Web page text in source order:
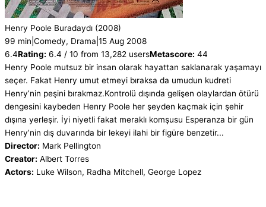
Henry Poole Buradaydı (2008)
99 min Comedy, Drama 15 Aug 2008
6.4Rating: 6.4 / 10 from 13,282 usersMetascore: 44
Henry Poole mutsuz bir insan olarak hayattan saklanarak yaşamayı
seçer. Fakat Henry umut etmeyi bıraksa da umudun kudreti
Henry’nin peşini bırakmaz.Kontrolü dışında gelişen olaylardan ötürü
dengesini kaybeden Henry Poole her şeyden kaçmak için şehir
dışına yerleşir. İyi niyetli fakat meraklı komşusu Esperanza bir gün
Henry’nin dış duvarında bir lekeyi ilahi bir figüre benzetir...
Director: Mark Pellington
Creator: Albert Torres
Actors: Luke Wilson, Radha Mitchell, George Lopez